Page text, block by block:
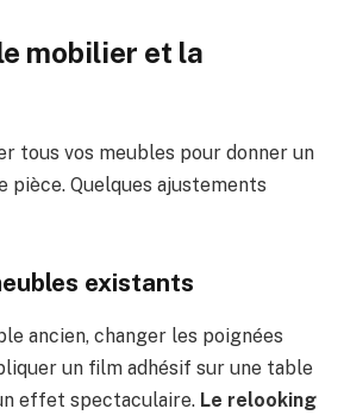
mobilier et la
tous vos meubles pour donner un
pièce. Quelques ajustements
existants
ancien, changer les poignées
un film adhésif sur une table
effet spectaculaire. Le relooking